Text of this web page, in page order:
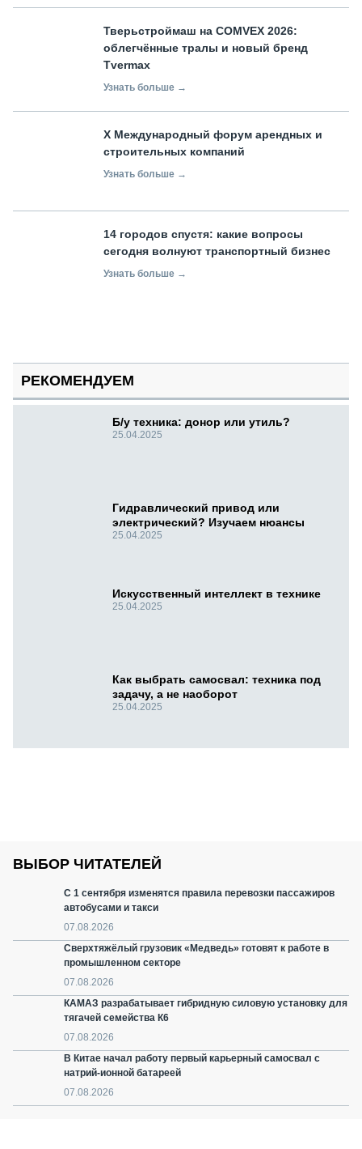
Тверьстроймаш на COMVEX 2026:
облегчённые тралы и новый бренд
Tvermax
Узнать больше →
X Международный форум арендных и
строительных компаний
Узнать больше →
14 городов спустя: какие вопросы
сегодня волнуют транспортный бизнес
Узнать больше →
РЕКОМЕНДУЕМ
Б/у техника: донор или утиль?
25.04.2025
Гидравлический привод или
электрический? Изучаем нюансы
25.04.2025
Искусственный интеллект в технике
25.04.2025
Как выбрать самосвал: техника под
задачу, а не наоборот
25.04.2025
ВЫБОР ЧИТАТЕЛЕЙ
С 1 сентября изменятся правила перевозки пассажиров
автобусами и такси
07.08.2026
Сверхтяжёлый грузовик «Медведь» готовят к работе в
промышленном секторе
07.08.2026
КАМАЗ разрабатывает гибридную силовую установку для
тягачей семейства К6
07.08.2026
В Китае начал работу первый карьерный самосвал с
натрий-ионной батареей
07.08.2026